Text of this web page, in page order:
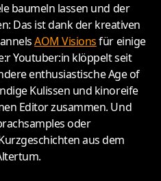
baumeln lassen und der
Das ist dank der kreativen
AOM Visionsfür einige
Youtuber:in klöppelt seit
enthusiastische Age of
Kulissen und kinoreife
Editor zusammen. Und
oder
aus dem